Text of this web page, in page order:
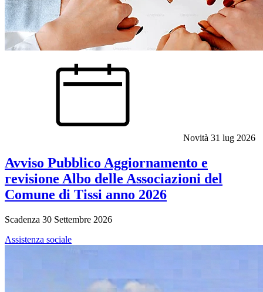
Novità 31 lug 2026
Avviso Pubblico Aggiornamento e
revisione Albo delle Associazioni del
Comune di Tissi anno 2026
Scadenza 30 Settembre 2026
Assistenza sociale